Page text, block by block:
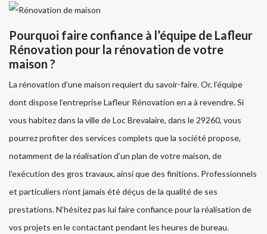
Pourquoi faire confiance à l’équipe de Lafleur
Rénovation pour la rénovation de votre
maison ?
La rénovation d’une maison requiert du savoir-faire. Or, l’équipe
dont dispose l’entreprise Lafleur Rénovation en a à revendre. Si
vous habitez dans la ville de Loc Brevalaire, dans le 29260, vous
pourrez profiter des services complets que la société propose,
notamment de la réalisation d’un plan de votre maison, de
l’exécution des gros travaux, ainsi que des finitions. Professionnels
et particuliers n’ont jamais été déçus de la qualité de ses
prestations. N’hésitez pas lui faire confiance pour la réalisation de
vos projets en le contactant pendant les heures de bureau.